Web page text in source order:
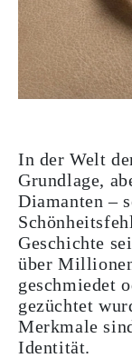
In der Welt
Grundlage,
Diamanten –
Geschichte
über
geschmiedet
gezüchtet
Merkmale
Identität.